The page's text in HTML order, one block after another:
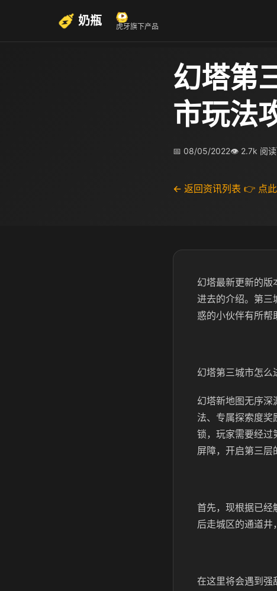
奶瓶 虎牙旗下产品
幻塔第
市玩法
📅 08/05/2022👁 2.7k 阅读
← 返回资讯列表 👉 点
幻塔最新更新的版
进去的介绍。第三
惑的小伙伴有所帮
幻塔第三城市怎么
幻塔新地图无序
法、专属探索度
锁，玩家需要经过
屏障，开启第三层
首先，现根据已经
后走城区的通道井
在这里将会遇到强